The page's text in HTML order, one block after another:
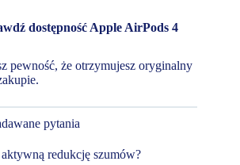
dostępność Apple AirPods 4
pewność, że otrzymujesz oryginalny
pytania
redukcję szumów?